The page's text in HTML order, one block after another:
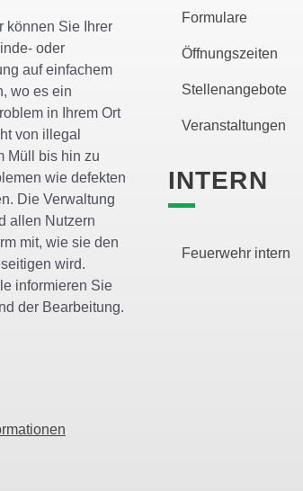
können Sie Ihrer
oder
auf einfachem
wo es ein
in Ihrem Ort
von illegal
Müll bis hin zu
wie defekten
Die Verwaltung
allen Nutzern
mit, wie sie den
wird.
informieren Sie
der Bearbeitung.
Formulare
Öffnungszeiten
Stellenangebote
Veranstaltungen
INTERN
Feuerwehr intern